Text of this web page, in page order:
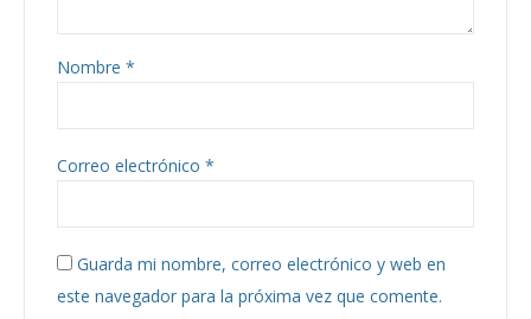
Nombre*
Correo electrónico*
Guarda mi nombre, correo electrónico y web en
este navegador para la próxima vez que comente.